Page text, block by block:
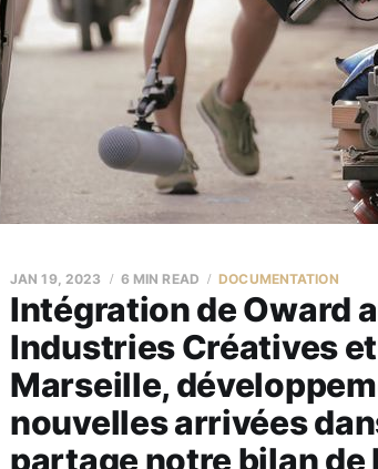
Intégration de Oward
Industries Créatives
Marseille,
nouvelles arrivées
partage notre bilan de
JAN 19, 2023 6 MIN READ DOCUMENTATION